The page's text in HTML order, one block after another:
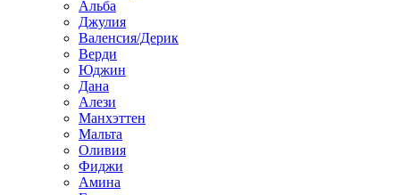
Альба
Джулия
Валенсия/Дерик
Верди
Юджин
Дана
Алези
Манхэттен
Мальта
Оливия
Фиджи
Амина